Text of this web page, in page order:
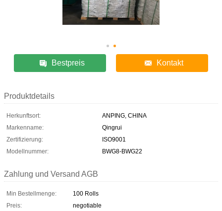
Bestpreis Kontakt
Produktdetails
Herkunftsort:
ANPING, CHINA
Markenname:
Qingrui
Zertifizierung:
ISO9001
Modellnummer:
BWG8-BWG22
Zahlung und Versand AGB
Min Bestellmenge:
100 Rolls
Preis:
negotiable